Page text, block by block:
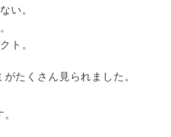
い。
ト。
たくさん見られました。